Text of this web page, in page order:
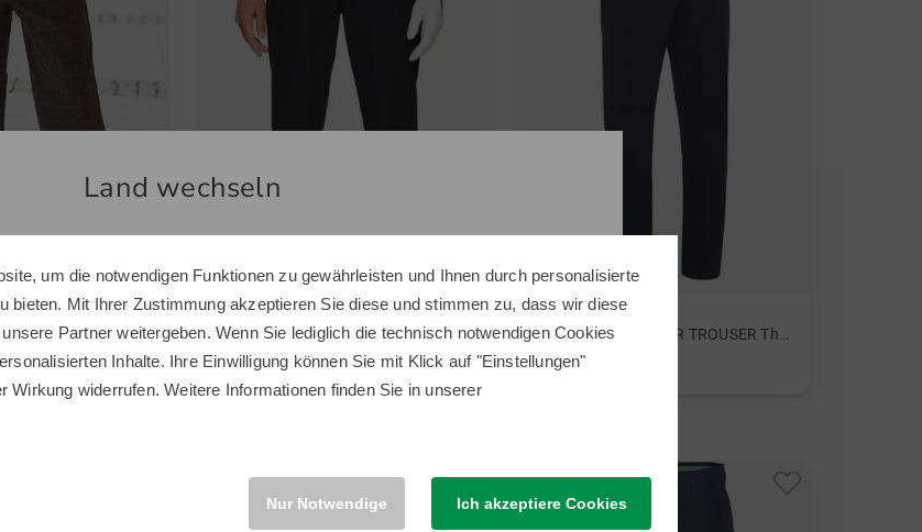
Hose
J.Lindeberg
Axil Fleece Twill Pant Thermo Hose
189,95 € 119,95 €
-31%
Land wechseln
scheinen sich in einem anderen Land zu befinden.
Möchten Sie den Golf House Shop wechseln?
um die notwendigen Funktionen zu gewährleisten und Ihnen durch personalisierte
bieten. Mit Ihrer Zustimmung akzeptieren Sie diese und stimmen zu, dass wir diese
Partner weitergeben. Wenn Sie lediglich die technisch notwendigen Cookies
Inhalte. Ihre Einwilligung können Sie mit Klick auf "Einstellungen"
Wirkung widerrufen. Weitere Informationen finden Sie in unserer
Nur Notwendige Ich akzeptiere Cookies